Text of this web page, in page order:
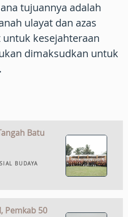
tujuannya adalah
ulayat dan azas
kesejahteraan
dimaksudkan untuk
Batu
BUDAYA
Pemkab 50